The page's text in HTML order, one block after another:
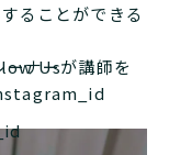
Us
ることができる
ナーが講師を